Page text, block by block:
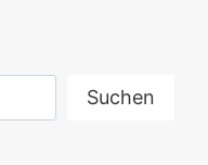
Suchen